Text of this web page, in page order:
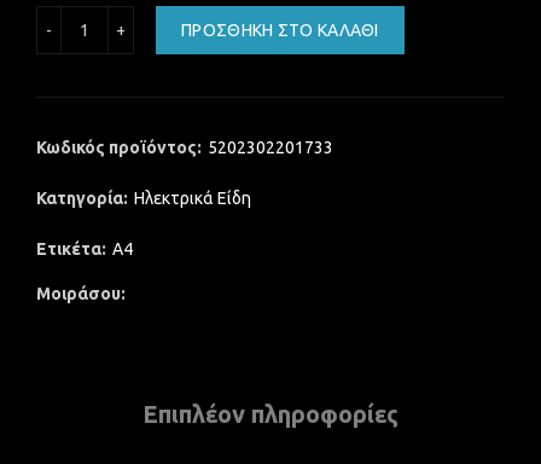
ΠΡΟΣΘΉΚΗ ΣΤΟ ΚΑΛΆΘΙ
Κωδικός προϊόντος: 5202302201733
Κατηγορία: Ηλεκτρικά Είδη
Ετικέτα: A4
Μοιράσου
Επιπλέον πληροφορίες